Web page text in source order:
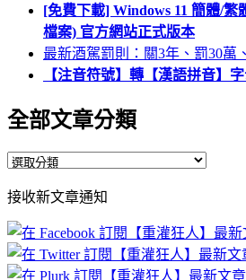
[免費下載] Windows 11 簡體/繁
檔案) 官方網站正式版本
最新酒駕罰則：關3年、罰30萬
【注音符號】轉【漢語拼音】
全部文章分類
全
文
章
分
類
接收新文章通知